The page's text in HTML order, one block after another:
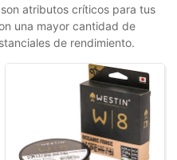
atributos críticos para tus
una mayor cantidad de
de rendimiento.